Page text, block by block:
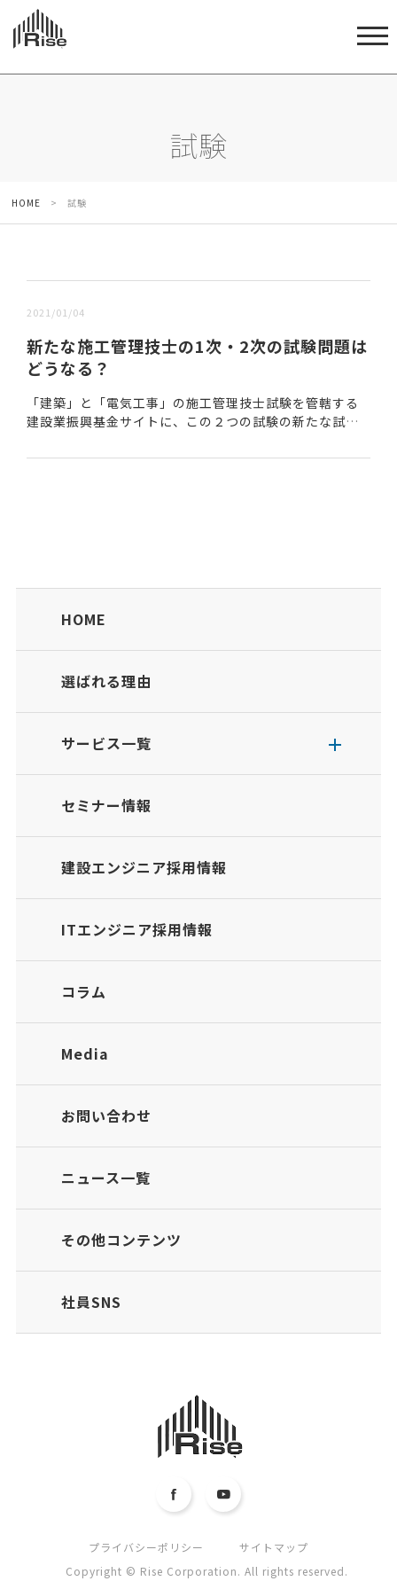
試験
HOME > 試験
2021/01/04
新たな施工管理技士の1次・2次の試験問題は
どうなる？
「建築」と「電気工事」の施工管理技士試験を管轄する
建設業振興基金サイトに、この２つの試験の新たな試験
た。土木施工や管工事施工などを管轄する全国建設研修
HOME
選ばれる理由
サービス一覧
セミナー情報
建設エンジニア採用情報
ITエンジニア採用情報
コラム
Media
お問い合わせ
ニュース一覧
その他コンテンツ
社員SNS
プライバシーポリシー
サイトマップ
Copyright © Rise Corporation. All rights reserved.